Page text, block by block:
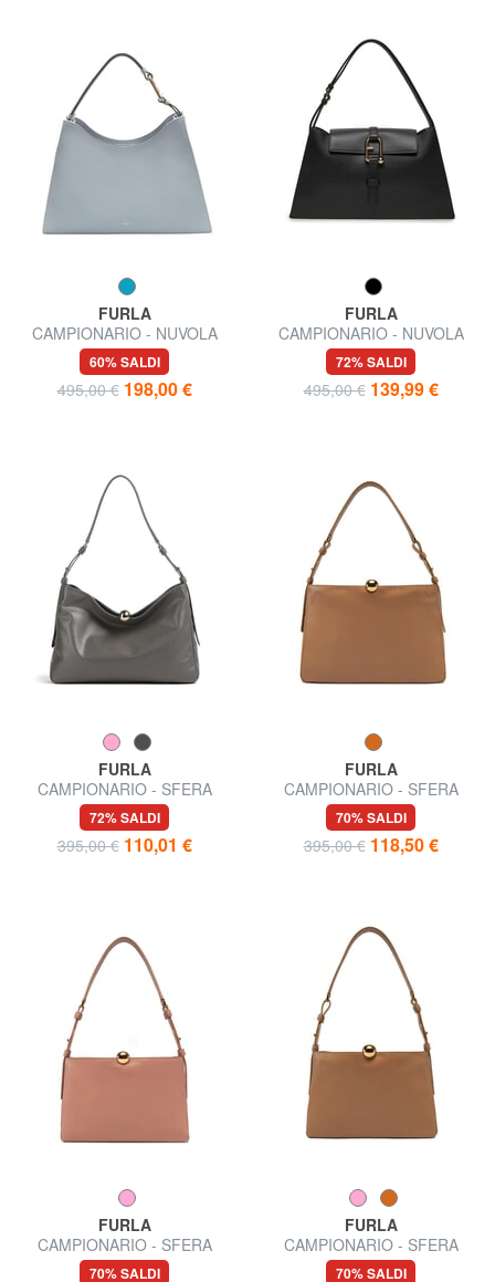
FURLA
CAMPIONARIO - NUVOLA
Borsa a spalla
60% SALDI
495,00 € 198,00 €
FURLA
CAMPIONARIO - NUVOLA
Borsa semirigida in pelle
72% SALDI
495,00 € 139,99 €
FURLA
CAMPIONARIO - SFERA
SOFT Borsa a spalla, in pelle,
Made in Italy
72% SALDI
395,00 € 110,01 €
FURLA
CAMPIONARIO - SFERA
SOFT L Borsa a spalla, in
pelle
70% SALDI
395,00 € 118,50 €
FURLA
CAMPIONARIO - SFERA
SOFT M Borsa a spalla
70% SALDI
FURLA
CAMPIONARIO - SFERA
SOFT Borsa a spalla
70% SALDI